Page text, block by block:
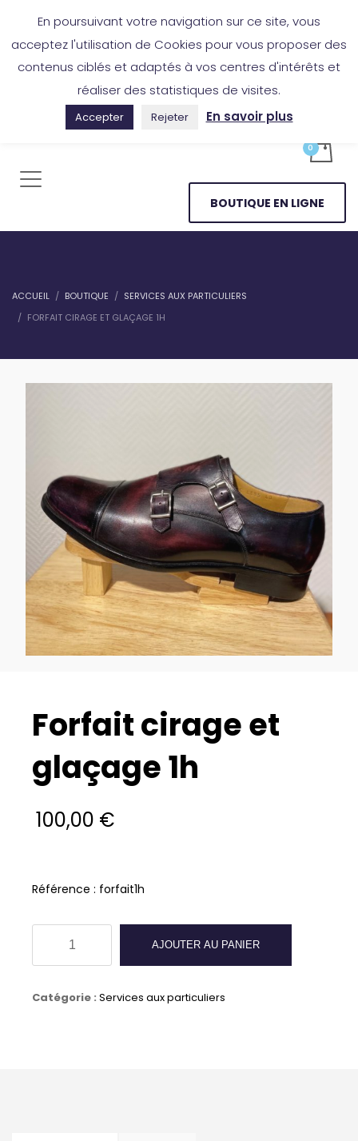
BOUTIQUE EN LIGNE
ACCUEIL BOUTIQUE
SERVICES AUX PARTICULIERS
FORFAIT CIRAGE ET GLAÇAGE 1H
Forfait cirage et
glaçage 1h
100,00 €
Référence : forfait1h
cirage
AJOUTER AU PANIER
Catégorie : Services aux particuliers
En poursuivant votre navigation sur ce site, vous
acceptez l'utilisation de Cookies pour vous proposer des
contenus ciblés et adaptés à vos centres d'intérêts et
réaliser des statistiques de visites.
Accepter Rejeter En savoir plus